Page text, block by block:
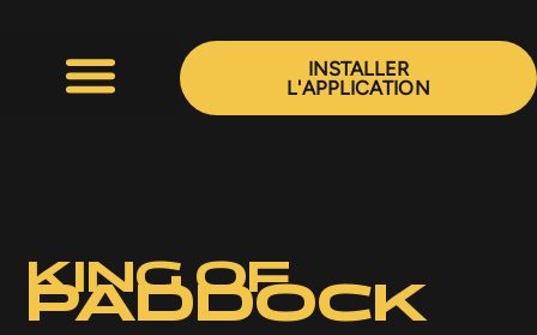
INSTALLER
L'APPLICATION
KING OF
PADDOCK